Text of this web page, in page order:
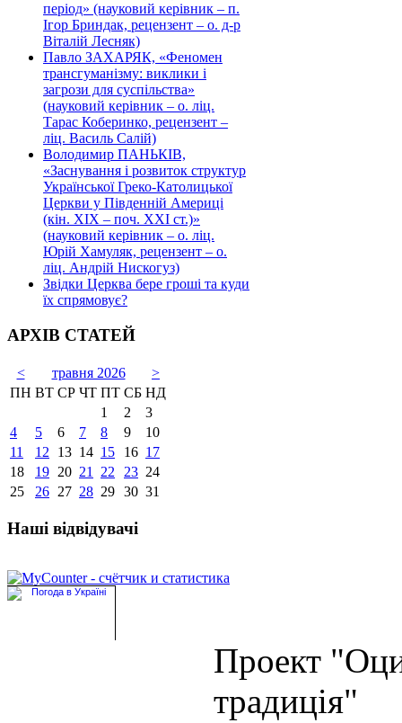
період» (науковий керівник – п.
Ігор Бриндак, рецензент – о. д-р
Віталій Лесняк)
Павло ЗАХАРЯК, «Феномен
трансгуманізму: виклики і
загрози для суспільства»
(науковий керівник – о. ліц.
Тарас Коберинко, рецензент –
ліц. Василь Салій)
Володимир ПАНЬКІВ,
«Заснування і розвиток структур
Української Греко-Католицької
Церкви у Південній Америці
(кін. ХІХ – поч. ХХІ ст.)»
(науковий керівник – о. ліц.
Юрій Хамуляк, рецензент – о.
ліц. Андрій Нискогуз)
Звідки Церква бере гроші та куди
їх спрямовує?
АРХІВ СТАТЕЙ
< травня 2026
>
ПН ВТ СР ЧТ ПТ СБ НД
1
2
3
4
5 6 7 8 9
10
11
12 13 14 15 16 17
18
19 20 21 22 23 24
25
26 27 28 29 30 31
Наші відвідувачі
Проект
традиція"